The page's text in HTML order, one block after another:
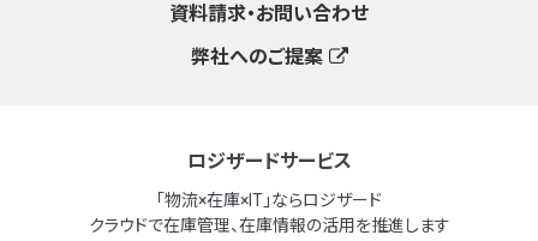
資料請求・お問い合わせ
弊社へのご提案
ロジザードサービス
「物流×在庫×IT」ならロジザード
クラウドで在庫管理、在庫情報の活用を推進します